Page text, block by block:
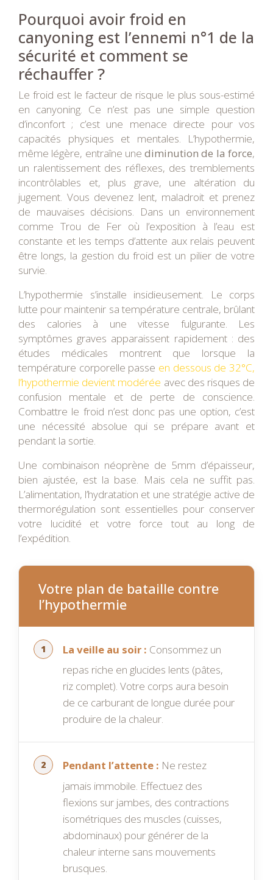
Pourquoi avoir froid en
canyoning est l’ennemi n°1 de la
sécurité et comment se
réchauffer ?
Le froid est le facteur de risque le plus sous-estimé
en canyoning. Ce n’est pas une simple question
d’inconfort ; c’est une menace directe pour vos
capacités physiques et mentales. L’hypothermie,
même légère, entraîne unediminution de la force,
un ralentissement des réflexes, des tremblements
incontrôlables et, plus grave, une altération du
jugement. Vous devenez lent, maladroit et prenez
de mauvaises décisions. Dans un environnement
comme Trou de Fer où l’exposition à l’eau est
constante et les temps d’attente aux relais peuvent
être longs, la gestion du froid est un pilier de votre
survie.
L’hypothermie s’installe insidieusement. Le corps
lutte pour maintenir sa température centrale, brûlant
des calories à une vitesse fulgurante. Les
symptômes graves apparaissent rapidement : des
études médicales montrent que lorsque la
température corporelle passe en dessous de 32°C,
l’hypothermie devient modérée avec des risques de
confusion mentale et de perte de conscience.
Combattre le froid n’est donc pas une option, c’est
une nécessité absolue qui se prépare avant et
pendant la sortie.
Une combinaison néoprène de 5mm d’épaisseur,
bien ajustée, est la base. Mais cela ne suffit pas.
L’alimentation, l’hydratation et une stratégie active de
thermorégulation sont essentielles pour conserver
votre lucidité et votre force tout au long de
l’expédition.
Votre plan de bataille contre
l’hypothermie
La veille au soir : Consommez un
repas riche en glucides lents (pâtes,
riz complet). Votre corps aura besoin
de ce carburant de longue durée pour
produire de la chaleur.
Pendant l’attente : Ne restez
jamais immobile. Effectuez des
flexions sur jambes, des contractions
isométriques des muscles (cuisses,
abdominaux) pour générer de la
chaleur interne sans mouvements
brusques.